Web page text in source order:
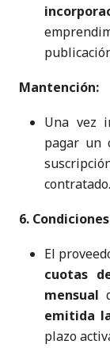
Mantención:
Una vez
pagar un
contratado.
6.
El
cuotas
mensual
emitida
plazo